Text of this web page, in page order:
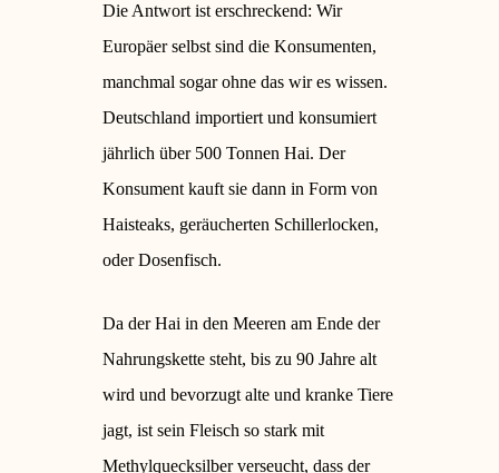
Die Antwort ist erschreckend: Wir
Europäer selbst sind die Konsumenten,
manchmal sogar ohne das wir es wissen.
Deutschland importiert und konsumiert
jährlich über 500 Tonnen Hai. Der
Konsument kauft sie dann in Form von
Haisteaks, geräucherten Schillerlocken,
oder Dosenfisch.
Da der Hai in den Meeren am Ende der
Nahrungskette steht, bis zu 90 Jahre alt
wird und bevorzugt alte und kranke Tiere
jagt, ist sein Fleisch so stark mit
Methylquecksilber verseucht, dass der